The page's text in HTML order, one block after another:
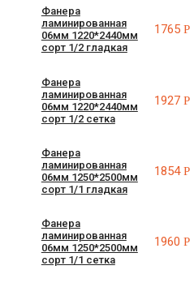
Фанера
ламинированная
06мм 1220*2440мм
сорт 1/2 гладкая
1765Р
Фанера
ламинированная
06мм 1220*2440мм
сорт 1/2 сетка
1927Р
Фанера
ламинированная
06мм 1250*2500мм
сорт 1/1 гладкая
1854Р
Фанера
ламинированная
06мм 1250*2500мм
сорт 1/1 сетка
1960Р